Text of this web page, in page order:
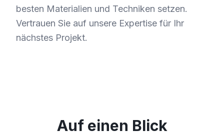
besten Materialien und Techniken setzen.
Vertrauen Sie auf unsere Expertise für Ihr
nächstes Projekt.
Auf einen Blick